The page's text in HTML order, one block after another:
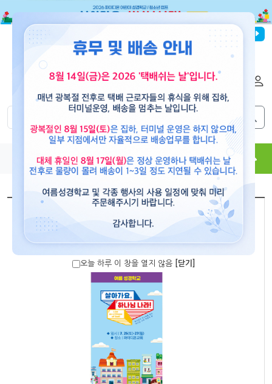
파이디온선교회
도서 뮤직 용품 현수막 콘텐츠
[paidion]
살아가요, 하나님 나라! B-3 Y배너 현수막
오늘 하루 이 창을 열지 않음 [닫기]